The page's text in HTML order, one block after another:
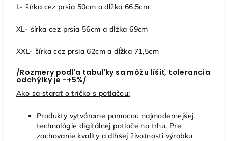
L- šírka cez prsia 50cm a dĺžka 66,5cm
XL- šírka cez prsia 56cm a dĺžka 69cm
XXL- šírka cez prsia 62cm a dĺžka 71,5cm
/Rozmery podľa tabuľky sa môžu líšiť, tolerancia
odchýlky je -+5%/
Ako sa starať o tričko s potlačou:
Produkty vytvárame pomocou najmodernejšej
technológie digitálnej potlače na trhu. Pre
zachovanie kvality a dlhšej životnosti výrobku